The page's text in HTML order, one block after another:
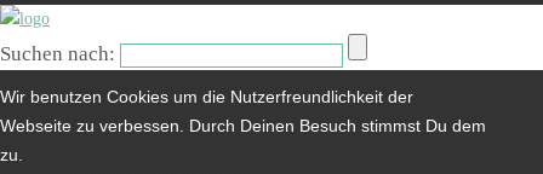
Suchen nach:
Wir benutzen Cookies um die Nutzerfreundlichkeit der
Webseite zu verbessen. Durch Deinen Besuch stimmst Du dem
zu.